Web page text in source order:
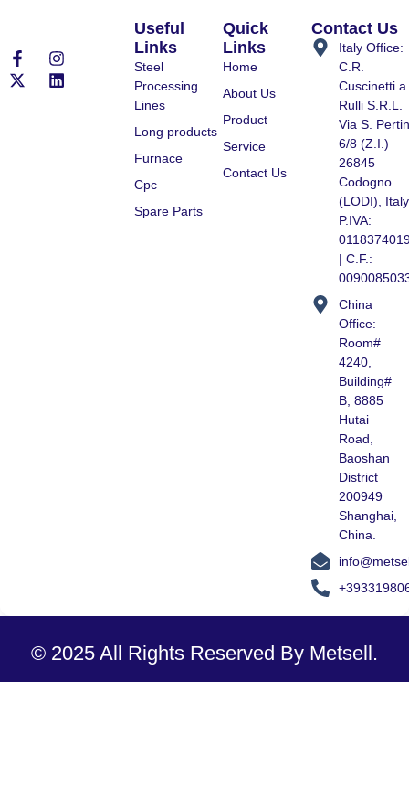
Useful
Links
Steel
Processing
Lines
Long products
Furnace
Cpc
Spare Parts
Quick
Links
Home
About Us
Product
Service
Contact Us
Contact Us
Italy Office:
C.R.
Cuscinetti a
Rulli S.R.L.
Via S.
6/8 (Z.I.)
26845
Codogno
(LODI), Italy
P.IVA:
| C.F.:
China
Office:
Room#
4240,
Building#
B, 8885
Hutai
Road,
Baoshan
District
200949
Shanghai,
China.
© 2025 All Rights Reserved By Metsell.